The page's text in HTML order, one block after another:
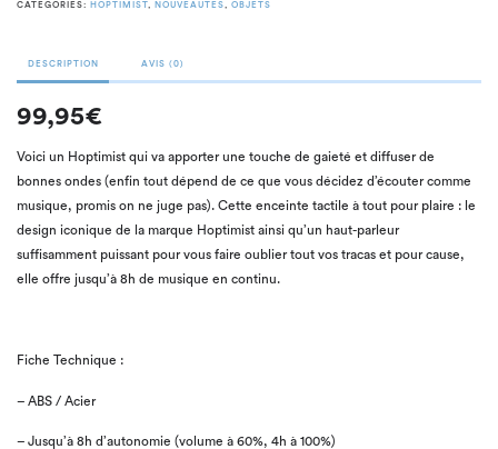
CATEGORIES: HOPTIMIST , NOUVEAUTÉS, OBJETS
DESCRIPTION AVIS (0)
99,95€
Voici un Hoptimist qui va apporter une touche de gaieté et diffuser de
bonnes ondes (enfin tout dépend de ce que vous décidez d’écouter comme
musique, promis on ne juge pas). Cette enceinte tactile à tout pour plaire : le
design iconique de la marque Hoptimist ainsi qu’un haut-parleur
suffisamment puissant pour vous faire oublier tout vos tracas et pour cause,
elle offre jusqu’à 8h de musique en continu.
Fiche Technique :
– ABS / Acier
– Jusqu’à 8h d’autonomie (volume à 60%, 4h à 100%)